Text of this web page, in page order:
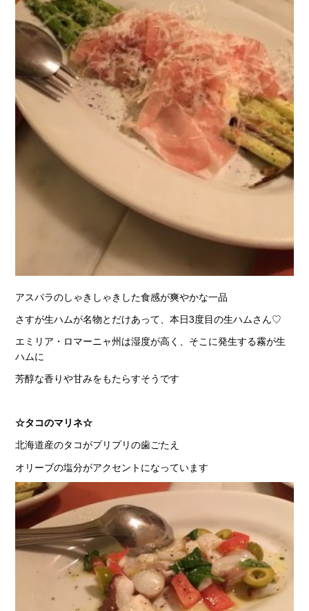
アスパラのしゃきしゃきした食感が爽やかな一品
さすが生ハムが名物とだけあって、本日3度目の生ハムさん♡
エミリア・ロマーニャ州は湿度が高く、そこに発生する霧が生
ハムに
芳醇な香りや甘みをもたらすそうです
☆タコのマリネ☆
北海道産のタコがプリプリの歯ごたえ
オリーブの塩分がアクセントになっています